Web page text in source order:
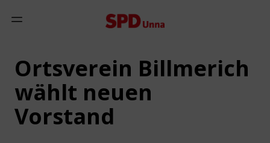
Mobiles Menü anzeigen
Ortsverein Billmerich
wählt neuen
Vorstand